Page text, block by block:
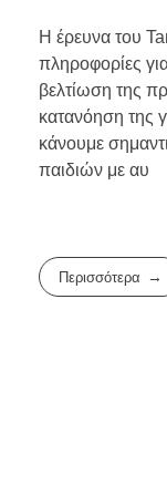
Η έρευνα του
πληροφορίες
βελτίωση της
κατανόηση της
κάνουμε
παιδιών με αυ
Περισσότερα